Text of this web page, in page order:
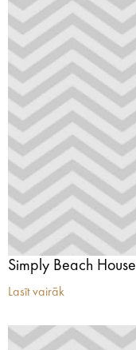
Simply Beach House
Lasīt vairāk